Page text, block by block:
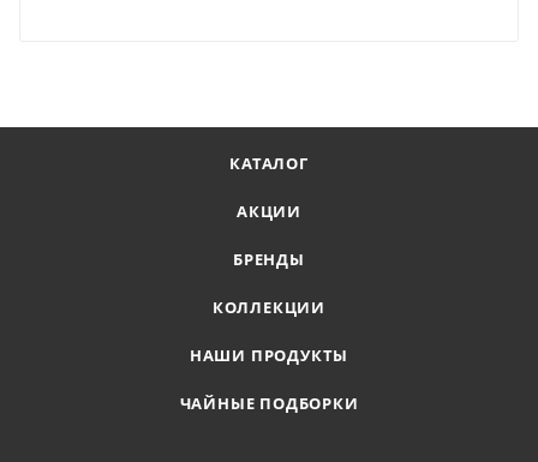
КАТАЛОГ
АКЦИИ
БРЕНДЫ
КОЛЛЕКЦИИ
НАШИ ПРОДУКТЫ
ЧАЙНЫЕ ПОДБОРКИ